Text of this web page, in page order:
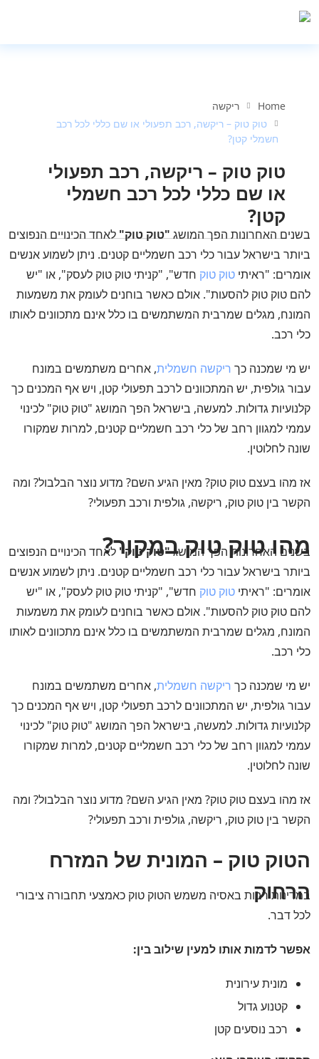
Home
ריקשה
טוק טוק – ריקשה, רכב תפעולי או שם כללי לכל רכב
חשמלי קטן?
טוק טוק – ריקשה, רכב תפעולי
או שם כללי לכל רכב חשמלי
קטן?
בשנים האחרונות הפך המושג"טוק טוק"לאחד הכינויים הנפוצים
ביותר בישראל עבור כלי רכב חשמליים קטנים. ניתן לשמוע אנשים
אומרים: "ראיתי טוק טוקחדש", "קניתי טוק טוק לעסק", או "יש
להם טוק טוק להסעות". אולם כאשר בוחנים לעומק את משמעות
המונח, מגלים שמרבית המשתמשים בו כלל אינם מתכוונים לאותו
כלי רכב.
יש מי שמכנה כך ריקשה חשמלית, אחרים משתמשים במונח
עבור גולפית, יש המתכוונים לרכב תפעולי קטן, ויש אף המכנים כך
קלנועיות גדולות. למעשה, בישראל הפך המושג "טוק טוק" לכינוי
עממי למגוון רחב של כלי רכב חשמליים קטנים, למרות שמקורו
שונה לחלוטין.
אז מהו בעצם טוק טוק? מאין הגיע השם? מדוע נוצר הבלבול? ומה
הקשר בין טוק טוק, ריקשה, גולפית ורכב תפעולי?
מהו טוק טוק במקור?
בשנים האחרונות הפך המושג"טוק טוק"לאחד הכינויים הנפוצים
ביותר בישראל עבור כלי רכב חשמליים קטנים. ניתן לשמוע אנשים
אומרים: "ראיתי טוק טוקחדש", "קניתי טוק טוק לעסק", או "יש
להם טוק טוק להסעות". אולם כאשר בוחנים לעומק את משמעות
המונח, מגלים שמרבית המשתמשים בו כלל אינם מתכוונים לאותו
כלי רכב.
יש מי שמכנה כך ריקשה חשמלית, אחרים משתמשים במונח
עבור גולפית, יש המתכוונים לרכב תפעולי קטן, ויש אף המכנים כך
קלנועיות גדולות. למעשה, בישראל הפך המושג "טוק טוק" לכינוי
עממי למגוון רחב של כלי רכב חשמליים קטנים, למרות שמקורו
שונה לחלוטין.
אז מהו בעצם טוק טוק? מאין הגיע השם? מדוע נוצר הבלבול? ומה
הקשר בין טוק טוק, ריקשה, גולפית ורכב תפעולי?
הטוק טוק – המונית של המזרח
הרחוק
במדינות רבות באסיה משמש הטוק טוק כאמצעי תחבורה ציבורי
לכל דבר.
אפשר לדמות אותו למעין שילוב בין:
מונית עירונית
קטנוע גדול
רכב נוסעים קטן